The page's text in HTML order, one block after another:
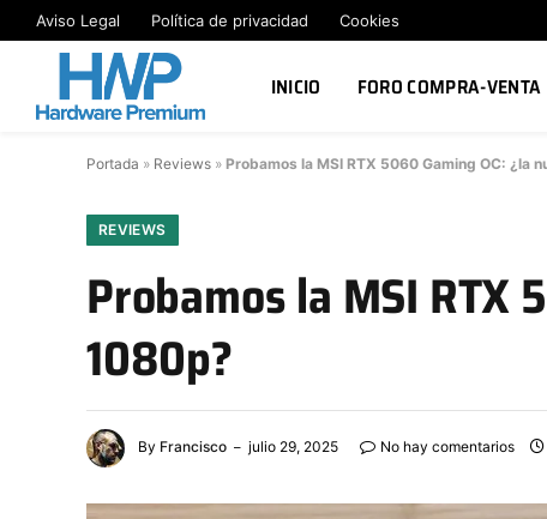
Aviso Legal Política de privacidad Cookies
INICIO FORO COMPRA-VENTA
Portada » Reviews » Probamos la MSI RTX 5060 Gaming OC: ¿la
REVIEWS
Probamos la MSI RTX
1080p?
By Francisco julio 29, 2025 No hay comentarios